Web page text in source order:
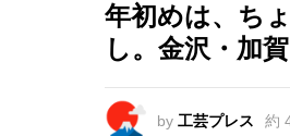
年初めは、ち
し。金沢・加
by 工芸プレス 約